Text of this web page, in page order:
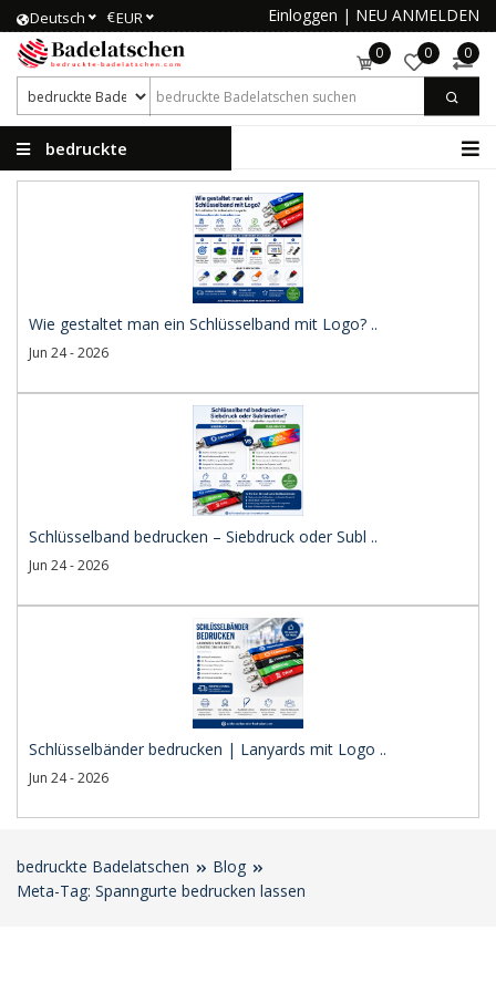
Deutsch €EUR Einloggen | NEU ANMELDEN
0 0 0
bedruckte
Wie gestaltet man ein Schlüsselband mit Logo? ..
Jun 24 - 2026
Schlüsselband bedrucken – Siebdruck oder Subl ..
Jun 24 - 2026
Schlüsselbänder bedrucken | Lanyards mit Logo ..
Jun 24 - 2026
bedruckte Badelatschen
Blog
Meta-Tag: Spanngurte bedrucken lassen